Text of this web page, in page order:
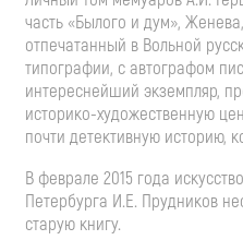
часть «Былого и дум»,
отпечатанный в Вольной
типографии, с автографом
интереснейший экземпляр,
историко-художественную
почти детективную историю,
В феврале 2015 года
Петербурга И.Е. Прудников
старую книгу.